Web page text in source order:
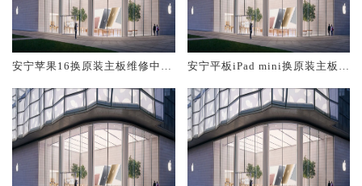
安宁苹果16换原装主板维修中心
安宁平板iPad mini换原装主板维